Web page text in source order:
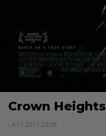
Crown Heights
- 4.11.2017 23:08